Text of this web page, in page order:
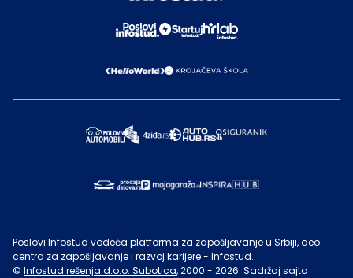
Poslovi Infostud vodeća platforma za zapošljavanje u Srbiji, deo
centra za zapošljavanje i razvoj karijere - Infostud.
© Infostud rešenja d.o.o. Subotica, 2000 - 2026. Sadržaj sajta